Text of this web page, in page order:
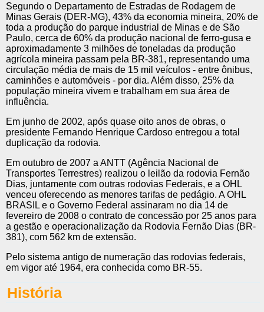
Segundo o Departamento de Estradas de Rodagem de
Minas Gerais (DER-MG), 43% da economia mineira, 20% de
toda a produção do parque industrial de Minas e de São
Paulo, cerca de 60% da produção nacional de ferro-gusa e
aproximadamente 3 milhões de toneladas da produção
agrícola mineira passam pela BR-381, representando uma
circulação média de mais de 15 mil veículos - entre ônibus,
caminhões e automóveis - por dia. Além disso, 25% da
população mineira vivem e trabalham em sua área de
influência.
Em junho de 2002, após quase oito anos de obras, o
presidente Fernando Henrique Cardoso entregou a total
duplicação da rodovia.
Em outubro de 2007 a ANTT (Agência Nacional de
Transportes Terrestres) realizou o leilão da rodovia Fernão
Dias, juntamente com outras rodovias Federais, e a OHL
venceu oferecendo as menores tarifas de pedágio. A OHL
BRASIL e o Governo Federal assinaram no dia 14 de
fevereiro de 2008 o contrato de concessão por 25 anos para
a gestão e operacionalização da Rodovia Fernão Dias (BR-
381), com 562 km de extensão.
Pelo sistema antigo de numeração das rodovias federais,
em vigor até 1964, era conhecida como BR-55.
História